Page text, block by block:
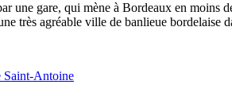
une gare, qui mène à Bordeaux en moins
très agréable ville de banlieue bordelaise
Saint-Antoine